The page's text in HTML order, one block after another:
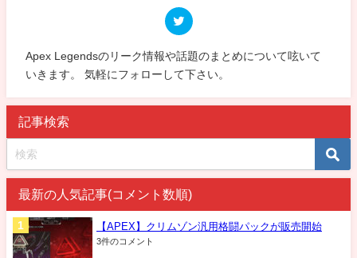
Apex Legendsのリーク情報や話題のまとめについて呟いて
いきます。 気軽にフォローして下さい。
記事検索
最新の人気記事(コメント数順)
【APEX】クリムゾン汎用格闘パックが販売開始
3件のコメント